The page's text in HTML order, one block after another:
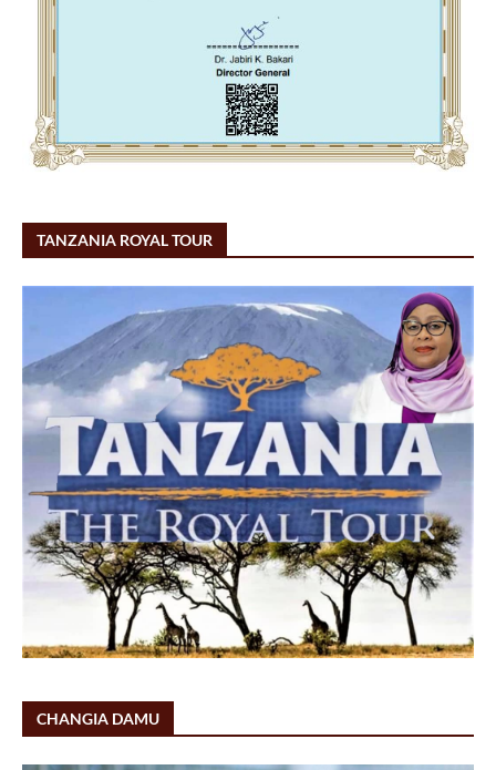
TANZANIA ROYAL TOUR
CHANGIA DAMU